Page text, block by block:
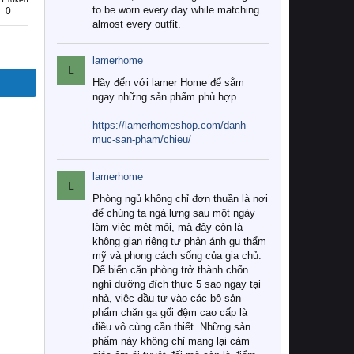
0
to be worn every day while matching
almost every outfit.
L
lamerhome
Hãy đến với lamer Home để sắm
ngay những sản phẩm phù hợp
https://lamerhomeshop.com/danh-
muc-san-pham/chieu/
L
lamerhome
Phòng ngủ không chỉ đơn thuần là nơi
để chúng ta ngả lưng sau một ngày
làm việc mệt mỏi, mà đây còn là
không gian riêng tư phản ánh gu thẩm
mỹ và phong cách sống của gia chủ.
Để biến căn phòng trở thành chốn
nghỉ dưỡng đích thực 5 sao ngay tại
nhà, việc đầu tư vào các bộ sản
phẩm chăn ga gối đệm cao cấp là
điều vô cùng cần thiết. Những sản
phẩm này không chỉ mang lại cảm